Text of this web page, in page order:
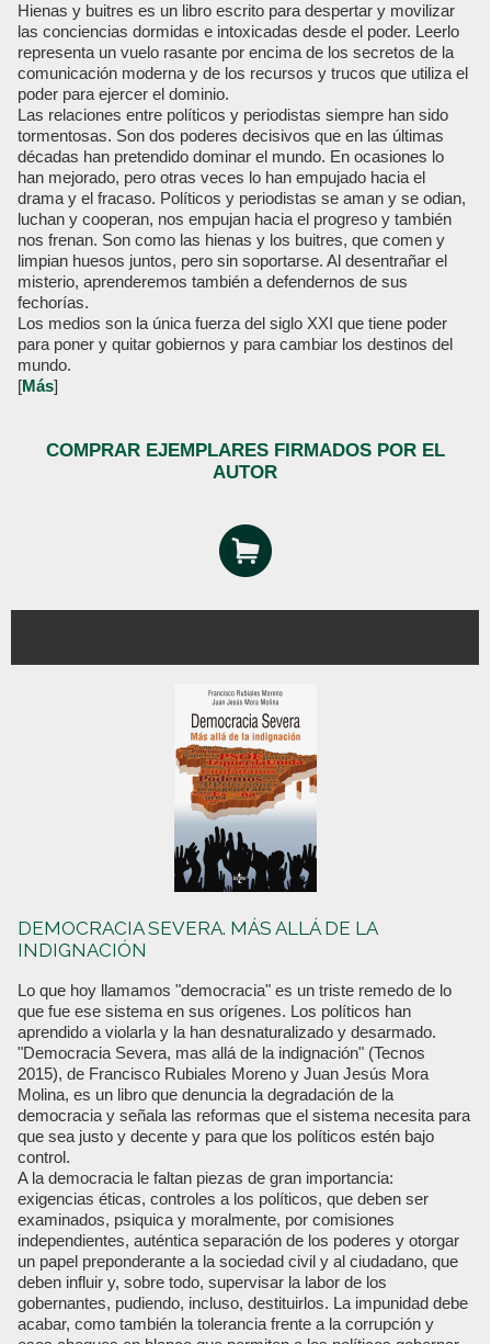
Hienas y buitres es un libro escrito para despertar y movilizar
las conciencias dormidas e intoxicadas desde el poder. Leerlo
representa un vuelo rasante por encima de los secretos de la
comunicación moderna y de los recursos y trucos que utiliza el
poder para ejercer el dominio.
Las relaciones entre políticos y periodistas siempre han sido
tormentosas. Son dos poderes decisivos que en las últimas
décadas han pretendido dominar el mundo. En ocasiones lo
han mejorado, pero otras veces lo han empujado hacia el
drama y el fracaso. Políticos y periodistas se aman y se odian,
luchan y cooperan, nos empujan hacia el progreso y también
nos frenan. Son como las hienas y los buitres, que comen y
limpian huesos juntos, pero sin soportarse. Al desentrañar el
misterio, aprenderemos también a defendernos de sus
fechorías.
Los medios son la única fuerza del siglo XXI que tiene poder
para poner y quitar gobiernos y para cambiar los destinos del
mundo.
[Más]
COMPRAR EJEMPLARES FIRMADOS POR EL
AUTOR
DEMOCRACIA SEVERA. MÁS ALLÁ DE LA
INDIGNACIÓN
Lo que hoy llamamos "democracia" es un triste remedo de lo
que fue ese sistema en sus orígenes. Los políticos han
aprendido a violarla y la han desnaturalizado y desarmado.
"Democracia Severa, mas allá de la indignación" (Tecnos
2015), de Francisco Rubiales Moreno y Juan Jesús Mora
Molina, es un libro que denuncia la degradación de la
democracia y señala las reformas que el sistema necesita para
que sea justo y decente y para que los políticos estén bajo
control.
A la democracia le faltan piezas de gran importancia:
exigencias éticas, controles a los políticos, que deben ser
examinados, psiquica y moralmente, por comisiones
independientes, auténtica separación de los poderes y otorgar
un papel preponderante a la sociedad civil y al ciudadano, que
deben influir y, sobre todo, supervisar la labor de los
gobernantes, pudiendo, incluso, destituirlos. La impunidad debe
acabar, como también la tolerancia frente a la corrupción y